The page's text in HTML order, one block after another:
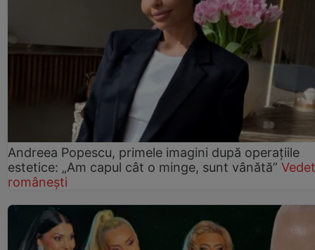
Andreea Popescu, primele imagini după operațiile
estetice: „Am capul cât o minge, sunt vânătă”
românești